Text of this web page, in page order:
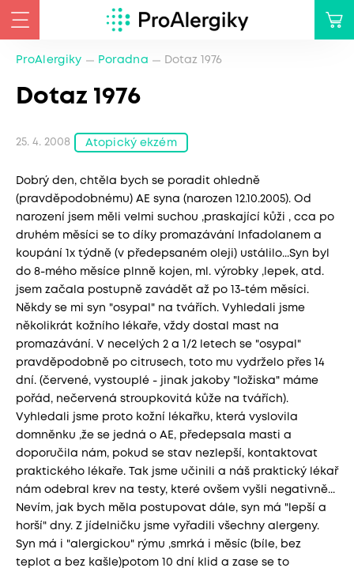
ProAlergiky Poradna Dotaz 1976
Dotaz 1976
25. 4. 2008 Atopický ekzém
Dobrý den, chtěla bych se poradit ohledně
(pravděpodobnému) AE syna (narozen 12.10.2005). Od
narození jsem měli velmi suchou ,praskající kůži , cca po
druhém měsíci se to díky promazávání Infadolanem a
koupání 1x týdně (v předepsaném oleji) ustálilo...Syn byl
do 8-mého měsíce plnně kojen, ml. výrobky ,lepek, atd.
jsem začala postupně zavádět až po 13-tém měsíci.
Někdy se mi syn "osypal" na tvářích. Vyhledali jsme
několikrát kožního lékaře, vždy dostal mast na
promazávání. V necelých 2 a 1/2 letech se "osypal"
pravděpodobně po citrusech, toto mu vydrželo přes 14
dní. (červené, vystouplé - jinak jakoby "ložiska" máme
pořád, nečervená stroupkovitá kůže na tvářích).
Vyhledali jsme proto kožní lékařku, která vyslovila
domněnku ,že se jedná o AE, předepsala masti a
doporučila nám, pokud se stav nezlepší, kontaktovat
praktického lékaře. Tak jsme učinili a náš praktický lékař
nám odebral krev na testy, které ovšem vyšli negativně...
Nevím, jak bych měla postupovat dále, syn má "lepší a
horší" dny. Z jídelničku jsme vyřadili všechny alergeny.
Syn má i "alergickou" rýmu ,smrká i měsíc (bíle, bez
teplot a bez kašle)potom 10 dní klid a zase se to